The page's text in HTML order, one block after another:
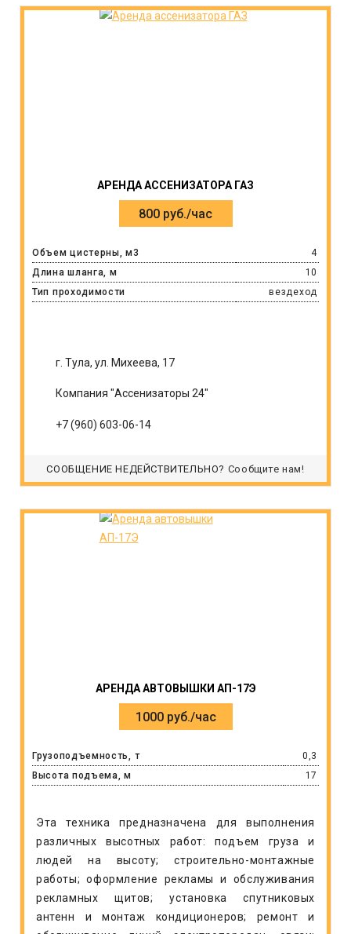
АРЕНДА АССЕНИЗАТОРА ГАЗ
800 руб./час
Объем цистерны, м3
4
Длина шланга, м
10
Тип проходимости
вездеход
г. Тула, ул. Михеева, 17
Компания "Ассенизаторы 24"
+7 (960) 603-06-14
СООБЩЕНИЕ НЕДЕЙСТВИТЕЛЬНО? Сообщите нам!
АРЕНДА АВТОВЫШКИ АП-17Э
1000 руб./час
Грузоподъемность, т
0,3
Высота подъема, м
17
Эта техника предназначена для выполнения
различных высотных работ: подъем груза и
людей на высоту; строительно-монтажные
работы; оформление рекламы и обслуживания
рекламных щитов; установка спутниковых
антенн и монтаж кондиционеров; ремонт и